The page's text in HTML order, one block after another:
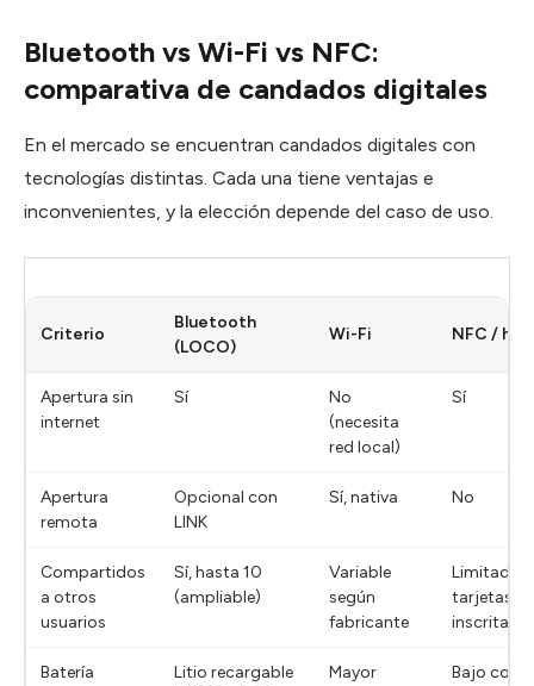
Bluetooth vs Wi-Fi vs NFC:
comparativa de candados digitales
En el mercado se encuentran candados digitales con
tecnologías distintas. Cada una tiene ventajas e
inconvenientes, y la elección depende del caso de uso.
Criterio
Bluetooth
(LOCO)
Wi-Fi NFC /
Apertura sin
internet
Sí
No
(necesita
red local)
Sí
Apertura
remota
Opcional con
LINK
Sí, nativa No
Compartidos
a otros
usuarios
Sí, hasta 10
(ampliable)
Variable
según
fabricante
Limitado a
tarjetas/
inscritas
Batería
Litio recargable
Mayor
Bajo